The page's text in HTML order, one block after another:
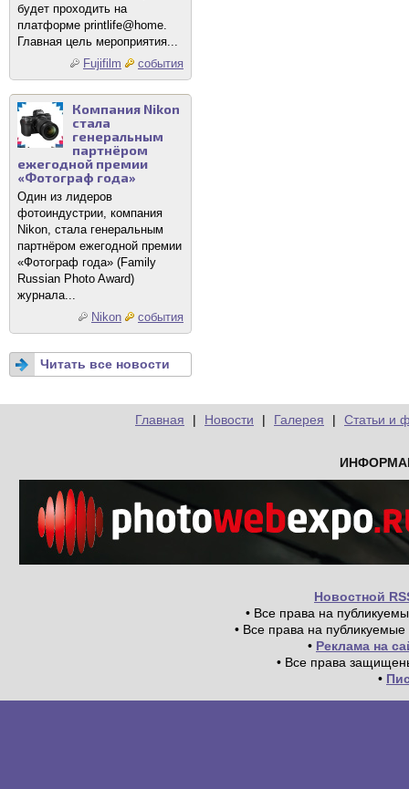
будет проходить на
платформе printlife@home.
Главная цель мероприятия...
Fujifilm
события
Компания Nikon
стала
генеральным
партнёром
ежегодной премии
«Фотограф года»
Один из лидеров
фотоиндустрии, компания
Nikon, стала генеральным
партнёром ежегодной премии
«Фотограф года» (Family
Russian Photo Award)
журнала...
Nikon
события
Читать все новости
Главная | Новости | Галерея | Статьи и
Новостной
• Все права на
• Все права на
• Реклама на
• Все права
•